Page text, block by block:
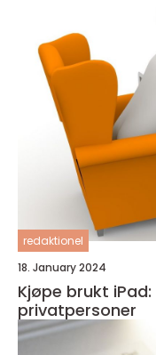
redaktionel
18. January 2024
Kjøpe brukt
privatpersoner